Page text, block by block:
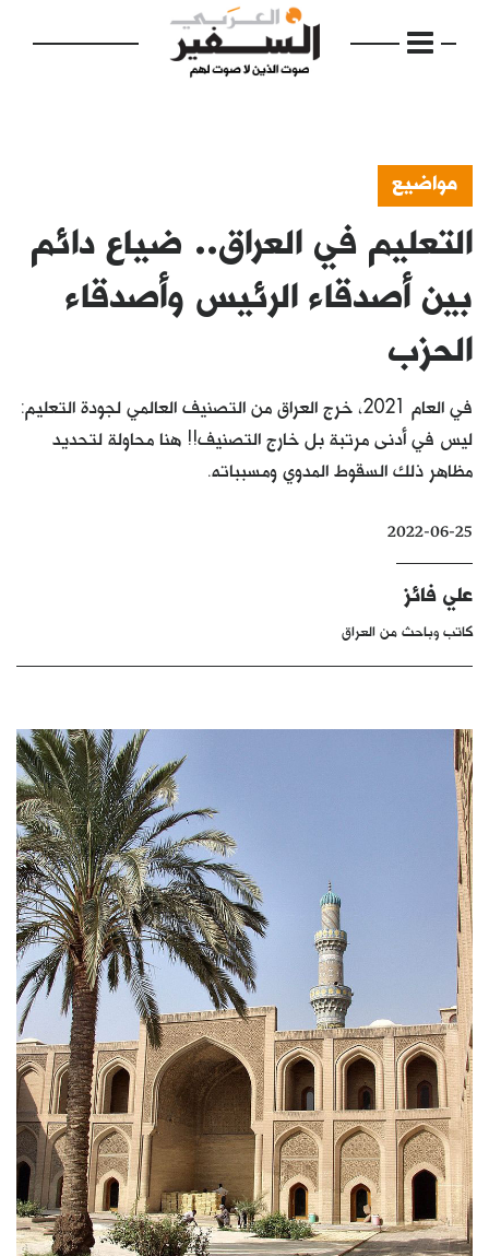
الرئيسية
مواضيع
فكرة
دفاتر
بالصورة
الأرشيف
مواضيع
التعليم في العراق.. ضياع دائم
بين أصدقاء الرئيس وأصدقاء
الحزب
في العام 2021، خرج العراق من التصنيف العالمي لجودة التعليم:
ليس في أدنى مرتبة بل خارج التصنيف!! هنا محاولة لتحديد
مظاهر ذلك السقوط المدوي ومسبباته.
2022-06-25
علي فائز
كاتب وباحث من العراق